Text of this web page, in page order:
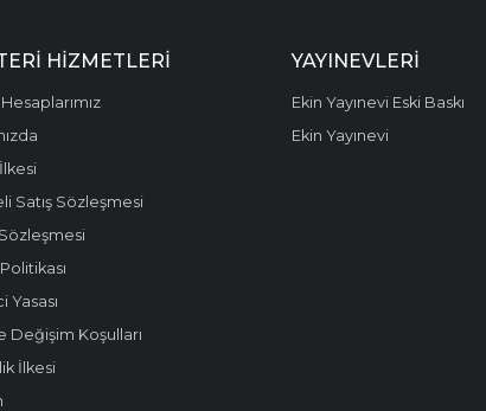
HIZMETLERI
Satış Sözleşmesi
Yasası
Değişim Koşulları
İlkesi
YAYINEVLERI
Ekin Yayınevi Eski Baskı
Ekin Yayınevi